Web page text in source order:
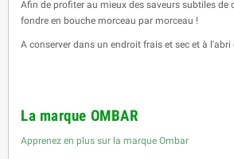
Afin de profiter au mieux des saveurs subtiles de
fondre en bouche morceau par morceau !
A conserver dans un endroit frais et sec et à l'abri
La marque OMBAR
Apprenez en plus sur la marque Ombar